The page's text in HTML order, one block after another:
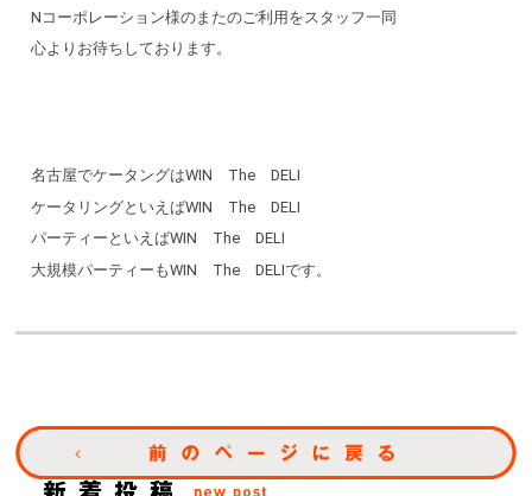
Nコーポレーション様のまたのご利用をスタッフ一同
心よりお待ちしております。
名古屋でケータングはWIN The DELI
ケータリングといえばWIN The DELI
パーティーといえばWIN The DELI
大規模パーティーもWIN The DELIです。